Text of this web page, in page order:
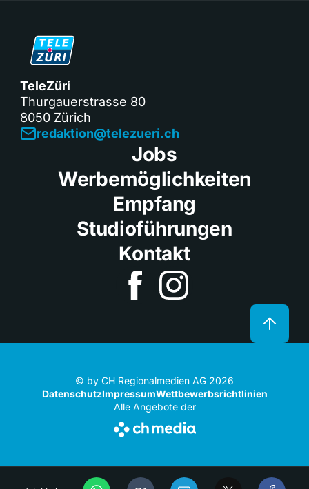
TeleZüri
Thurgauerstrasse 80
8050 Zürich
redaktion@telezueri.ch
Jobs
Werbemöglichkeiten
Empfang
Studioführungen
Kontakt
© by CH Regionalmedien AG 2026
DatenschutzImpressumWettbewerbsrichtlinien
Alle Angebote der